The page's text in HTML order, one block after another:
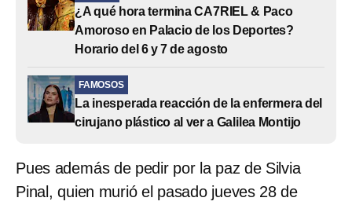
¿A qué hora termina CA7RIEL & Paco
Amoroso en Palacio de los Deportes?
Horario del 6 y 7 de agosto
FAMOSOS
La inesperada reacción de la enfermera del
cirujano plástico al ver a Galilea Montijo
Pues además de pedir por la paz de Silvia
Pinal, quien murió el pasado jueves 28 de